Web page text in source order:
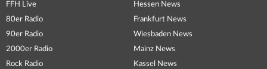
FFH Live
80er Radio
90er Radio
2000er Radio
Rock Radio
Hessen News
Frankfurt News
Wiesbaden News
Mainz News
Kassel News